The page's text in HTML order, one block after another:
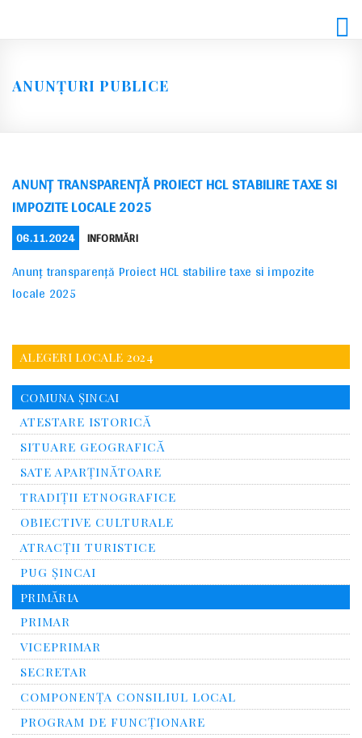
ANUNȚURI PUBLICE
ANUNȚ TRANSPARENȚĂ PROIECT HCL STABILIRE TAXE SI
IMPOZITE LOCALE 2025
POSTED
ON
06.11.2024 CATEGORIES
INFORMĂRI
Anunț transparență Proiect HCL stabilire taxe si impozite
locale 2025
ALEGERI LOCALE 2024
COMUNA ȘINCAI
ATESTARE ISTORICĂ
SITUARE GEOGRAFICĂ
SATE APARȚINĂTOARE
TRADIȚII ETNOGRAFICE
OBIECTIVE CULTURALE
ATRACȚII TURISTICE
PUG ȘINCAI
PRIMĂRIA
PRIMAR
VICEPRIMAR
SECRETAR
COMPONENȚA CONSILIUL LOCAL
PROGRAM DE FUNCȚIONARE